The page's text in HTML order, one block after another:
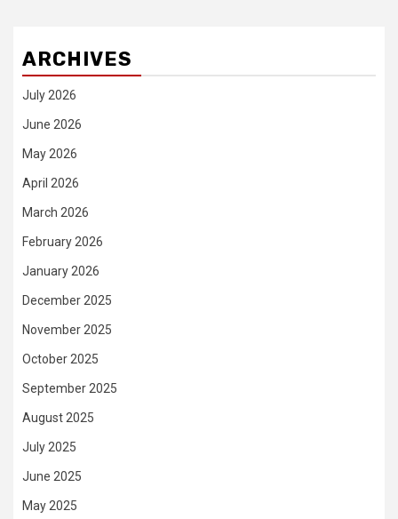
ARCHIVES
July 2026
June 2026
May 2026
April 2026
March 2026
February 2026
January 2026
December 2025
November 2025
October 2025
September 2025
August 2025
July 2025
June 2025
May 2025